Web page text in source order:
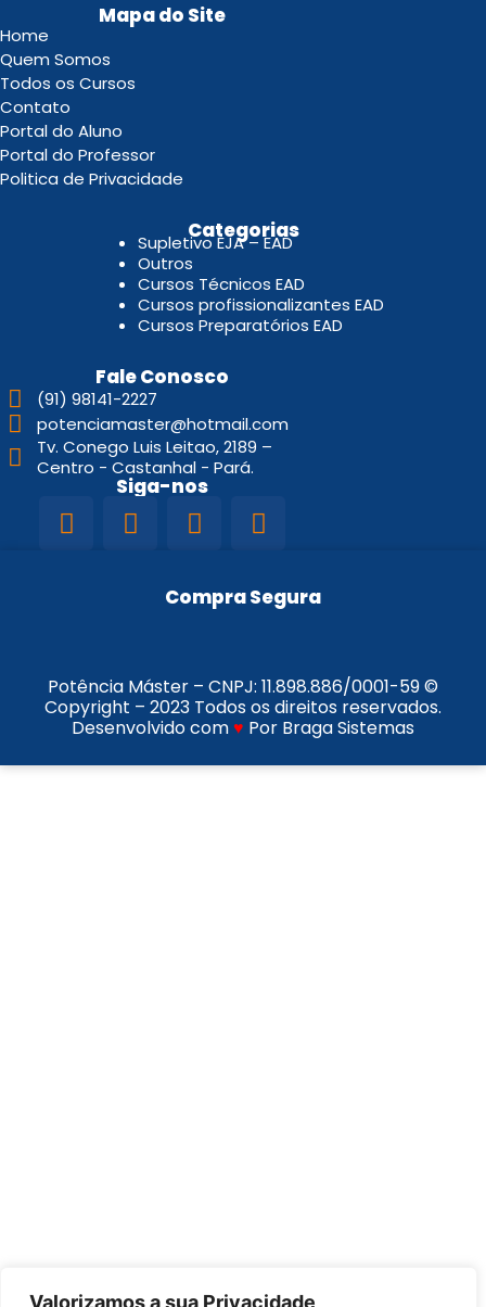
Valorizamos a sua Privacidade
Mapa do Site
Home
Quem Somos
Todos os Cursos
Contato
Portal do Aluno
Portal do Professor
Politica de Privacidade
Categorias
Supletivo EJA – EAD
Outros
Cursos Técnicos EAD
Cursos profissionalizantes EAD
Cursos Preparatórios EAD
Fale Conosco
(91) 98141-2227
potenciamaster@hotmail.com
Tv. Conego Luis Leitao, 2189 –
Centro - Castanhal - Pará.
Siga-nos
Compra Segura
Potência Máster – CNPJ: 11.898.886/0001-59©
Copyright – 2023 Todos os direitos reservados.
Desenvolvido com♥ Por Braga Sistemas